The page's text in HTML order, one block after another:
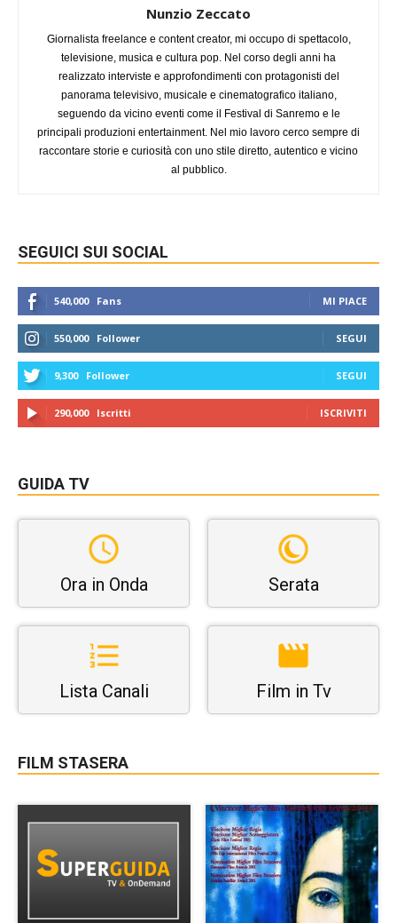
Nunzio Zeccato
Giornalista freelance e content creator, mi occupo di spettacolo,
televisione, musica e cultura pop. Nel corso degli anni ha
realizzato interviste e approfondimenti con protagonisti del
panorama televisivo, musicale e cinematografico italiano,
seguendo da vicino eventi come il Festival di Sanremo e le
principali produzioni entertainment. Nel mio lavoro cerco sempre di
raccontare storie e curiosità con uno stile diretto, autentico e vicino
al pubblico.
SEGUICI SUI SOCIAL
540,000 Fans MI PIACE
550,000 Follower SEGUI
9,300 Follower SEGUI
290,000 Iscritti ISCRIVITI
GUIDA TV
Ora in Onda Serata
Lista Canali Film in Tv
FILM STASERA